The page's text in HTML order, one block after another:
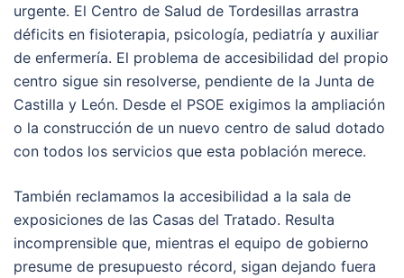
urgente. El Centro de Salud de Tordesillas arrastra
déficits en fisioterapia, psicología, pediatría y auxiliar
de enfermería. El problema de accesibilidad del propio
centro sigue sin resolverse, pendiente de la Junta de
Castilla y León. Desde el PSOE exigimos la ampliación
o la construcción de un nuevo centro de salud dotado
con todos los servicios que esta población merece.
También reclamamos la accesibilidad a la sala de
exposiciones de las Casas del Tratado. Resulta
incomprensible que, mientras el equipo de gobierno
presume de presupuesto récord, sigan dejando fuera